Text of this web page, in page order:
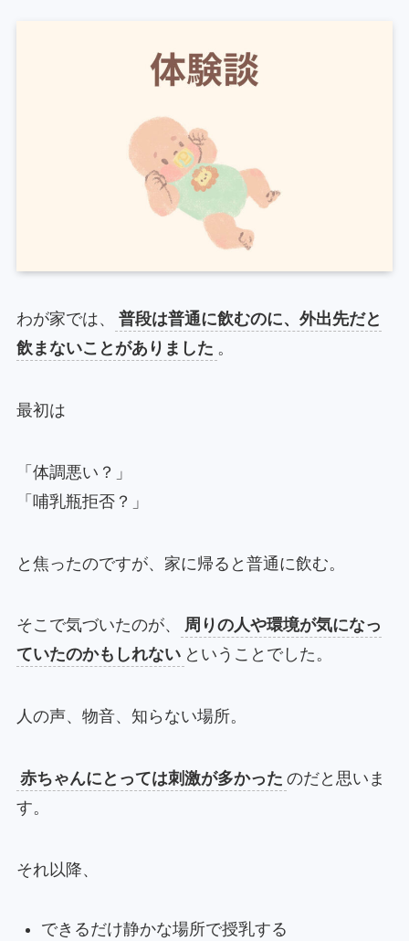
わが家では、
普段は普通に飲むのに、外出先だと
飲まないことがありました 。
最初は
「体調悪い？」
「哺乳瓶拒否？」
と焦ったのですが、家に帰ると普通に飲む。
そこで気づいたのが、
周りの人や環境が気になっ
ていたのかもしれない ということでした。
人の声、物音、知らない場所。
赤ちゃんにとっては刺激が多かった のだと思いま
す。
それ以降、
できるだけ静かな場所で授乳する